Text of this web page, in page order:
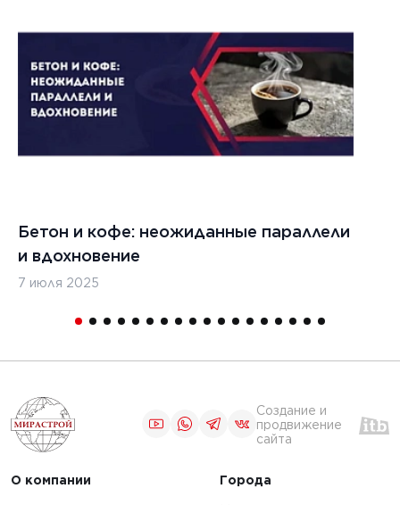
1
Бетон и кофе: неожиданные параллели
и вдохновение
7 июля 2025
Создание и
продвижение
сайта
О компании Города